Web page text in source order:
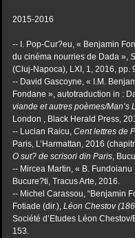
2015-2016
-- I. Pop-Cur?eu, « Benjamin
du cinéma nourries de Dada »,
(Cluj-Napoca), LXI, 1, 2016, pp.
-- David Gascoyne, « I.M.
Fondane », autotraduction in :
viande et autres poèmes/Man’s
London , Black Herald Press,
-- Lucian Raicu, Cent lettres de
Paris, L’Harmattan, 2016
O sut? de scrisori din Paris,
-- Mircea Martin, « B.
Bucure?ti, Tracus Arte, 2016.
-- Michel Carassou, “Benjamin
Fotiade (dir.), Léon Chestov
Société d’Etudes Léon
153.